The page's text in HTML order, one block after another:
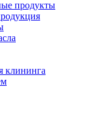
продукты
клининга